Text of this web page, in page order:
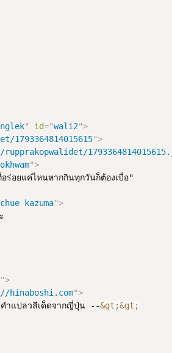
" id="wali2">
1793364814015615">
rupprakopwalidet/
">
ร่อยแค่ไหนหากกินทุกวันก็ต้องเบื่อ"
chue kazuma">
">
hinaboshi.com">
ำแปลวลีเด็ดจากญี่ปุ่น --&gt;&gt;